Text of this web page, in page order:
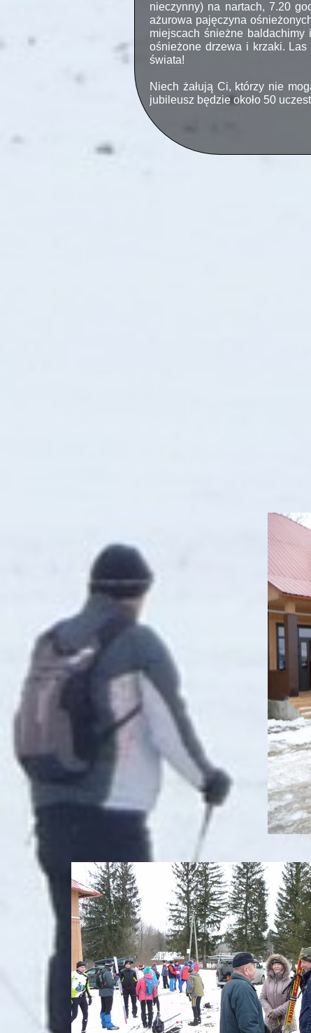
nieczynny) na nartach, 7.20
ażurowa pajęczyna
miejscach śnieżne
ośnieżone drzewa i krzaki.
świata!
Niech żałują Ci, którzy nie
jubileusz będzie około 50